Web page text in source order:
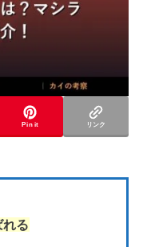
Pin it リンク
る